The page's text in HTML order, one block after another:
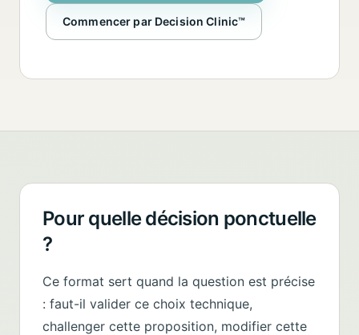
Commencer par Decision Clinic™
Pour quelle décision ponctuelle
?
Ce format sert quand la question est précise
: faut-il valider ce choix technique,
challenger cette proposition, modifier cette